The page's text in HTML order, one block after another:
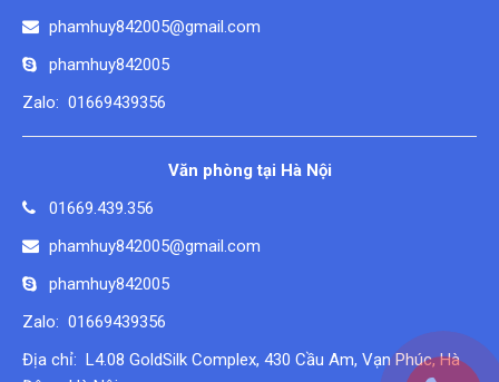
phamhuy842005@gmail.com
phamhuy842005
Zalo: 01669439356
Văn phòng tại Hà Nội
01669.439.356
phamhuy842005@gmail.com
phamhuy842005
Zalo: 01669439356
Địa chỉ: L4.08 GoldSilk Complex, 430 Cầu Am, Vạn Phúc, Hà